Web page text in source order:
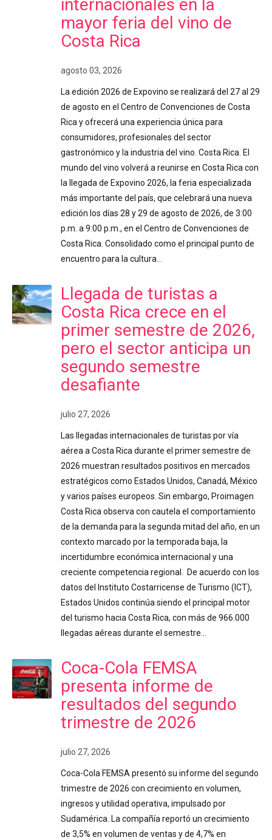
internacionales en la
mayor feria del vino de
Costa Rica
agosto 03, 2026
La edición 2026 de Expovino se realizará del 27 al 29
de agosto en el Centro de Convenciones de Costa
Rica y ofrecerá una experiencia única para
consumidores, profesionales del sector
gastronómico y la industria del vino. Costa Rica. El
mundo del vino volverá a reunirse en Costa Rica con
la llegada de Expovino 2026, la feria especializada
más importante del país, que celebrará una nueva
edición los días 28 y 29 de agosto de 2026, de 3:00
p.m. a 9:00 p.m., en el Centro de Convenciones de
Costa Rica. Consolidado como el principal punto de
encuentro para la cultura…
Llegada de turistas a
Costa Rica crece en el
primer semestre de 2026,
pero el sector anticipa un
segundo semestre
desafiante
julio 27, 2026
Las llegadas internacionales de turistas por vía
aérea a Costa Rica durante el primer semestre de
2026 muestran resultados positivos en mercados
estratégicos como Estados Unidos, Canadá, México
y varios países europeos. Sin embargo, Proimagen
Costa Rica observa con cautela el comportamiento
de la demanda para la segunda mitad del año, en un
contexto marcado por la temporada baja, la
incertidumbre económica internacional y una
creciente competencia regional. De acuerdo con los
datos del Instituto Costarricense de Turismo (ICT),
Estados Unidos continúa siendo el principal motor
del turismo hacia Costa Rica, con más de 966.000
llegadas aéreas durante el semestre…
Coca-Cola FEMSA
presenta informe de
resultados del segundo
trimestre de 2026
julio 27, 2026
Coca-Cola FEMSA presentó su informe del segundo
trimestre de 2026 con crecimiento en volumen,
ingresos y utilidad operativa, impulsado por
Sudamérica. La compañía reportó un crecimiento
de 3,5% en volumen de ventas y de 4,7% en